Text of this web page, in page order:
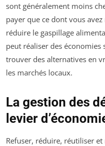
sont généralement moins
payer que ce dont vous
réduire le gaspillage
peut réaliser des économies
trouver des alternatives en
les marchés locaux.
La gestion des
levier
Refuser, réduire, réutiliser